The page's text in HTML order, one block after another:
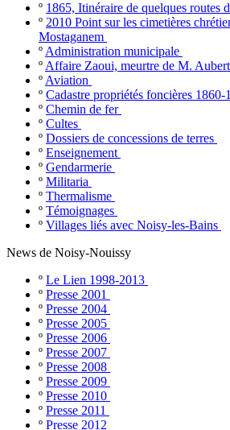
º 1865, Itinéraire de quelques routes
º 2010 Point sur les cimetières
Mostaganem
º Administration municipale
º Affaire Zaoui, meurtre de M.
º Aviation
º Cadastre propriétés foncières 1860-
º Chemin de fer
º Cultes
º Dossiers de concessions de terres
º Enseignement
º Gendarmerie
º Militaria
º Thermalisme
º Témoignages
º Villages liés avec Noisy-les-Bains
News de Noisy-Nouissy
º Le Lien 1998-2013
º Presse 2001
º Presse 2004
º Presse 2005
º Presse 2006
º Presse 2007
º Presse 2008
º Presse 2009
º Presse 2010
º Presse 2011
º Presse 2012